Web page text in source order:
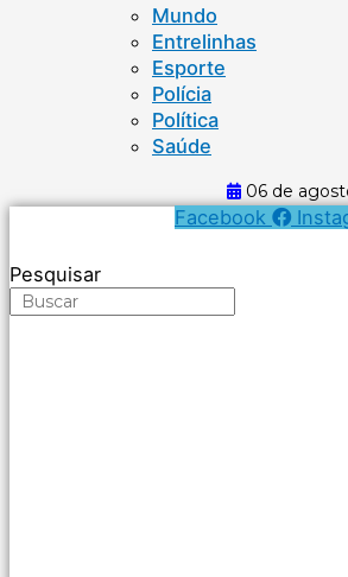
Mundo
Entrelinhas
Esporte
Polícia
Política
Saúde
06 de
Facebook
Pesquisar